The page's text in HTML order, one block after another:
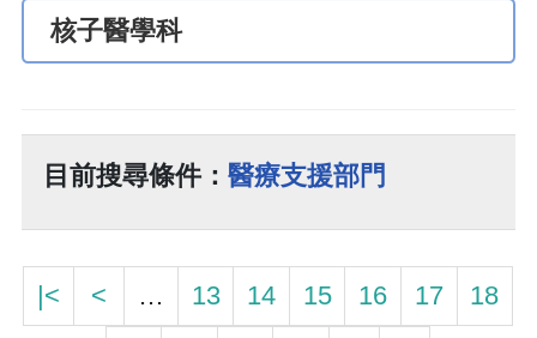
核子醫學科
目前搜尋條件： 醫療支援部門
|< < … 13 14 15 16 17
18